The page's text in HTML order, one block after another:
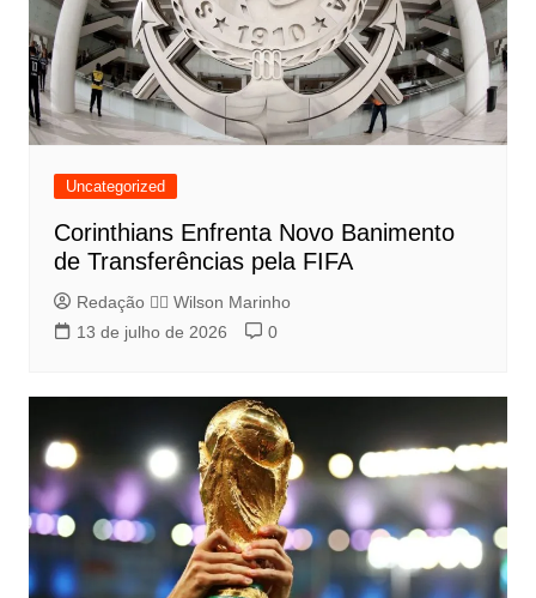
Uncategorized
Corinthians Enfrenta Novo Banimento
de Transferências pela FIFA
Redação 👨‍⚖️​ Wilson Marinho
13 de julho de 2026
0